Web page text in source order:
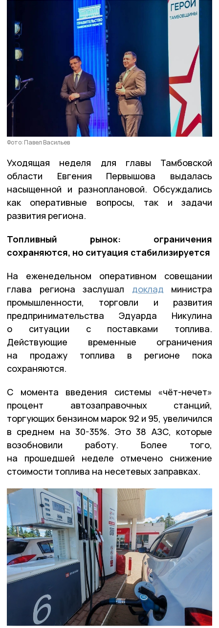
Фото: Павел Васильев
Уходящая неделя для главы Тамбовской
области Евгения Первышова выдалась
насыщенной и разноплановой. Обсуждались
как оперативные вопросы, так и задачи
развития региона.
Топливный рынок: ограничения
сохраняются, но ситуация стабилизируется
На еженедельном оперативном совещании
глава региона заслушал доклад министра
промышленности, торговли и развития
предпринимательства Эдуарда Никулина
о ситуации с поставками топлива.
Действующие временные ограничения
на продажу топлива в регионе пока
сохраняются.
С момента введения системы «чёт-нечет»
процент автозаправочных станций,
торгующих бензином марок 92 и 95, увеличился
в среднем на 30-35%. Это 38 АЗС, которые
возобновили работу. Более того,
на прошедшей неделе отмечено снижение
стоимости топлива на несетевых заправках.